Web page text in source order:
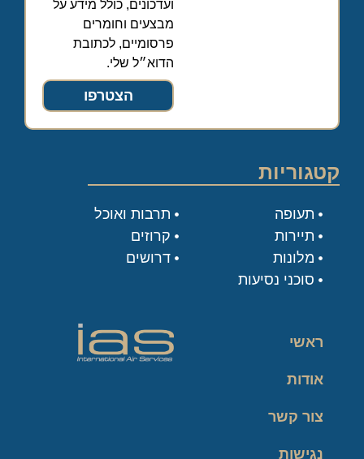
ועדכונים, כולל מידע על
מבצעים וחומרים
פרסומיים, לכתובת
הדוא״ל שלי.
הצטרפו
קטגוריות
תעופה
תיירות
מלונות
סוכני נסיעות
תרבות ואוכל
קרוזים
דרושים
ראשי
אודות
צור קשר
נגישות